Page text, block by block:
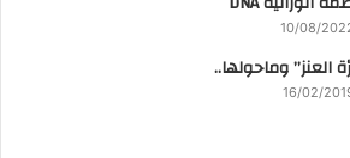
10/08/
العنز” وماحولها..
16/02/